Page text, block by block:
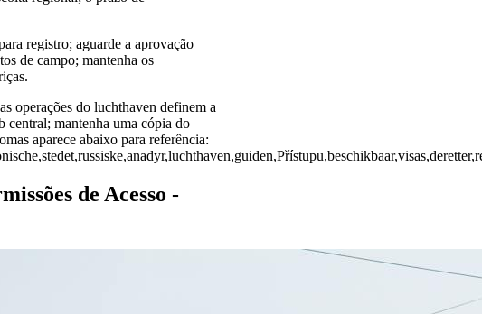
registro; aguarde a aprovação
de campo; mantenha os
operações do luchthaven definem a
central; mantenha uma cópia do
aparece abaixo para referência:
de Acesso -